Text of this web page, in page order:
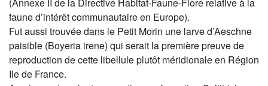
(Annexe II de la Directive Habitat-Faune-Flore relative à la
faune d’intérêt communautaire en Europe).
Fut aussi trouvée dans le Petit Morin une larve d’Aeschne
paisible (Boyeria irene) qui serait la première preuve de
reproduction de cette libellule plutôt méridionale en Région
Ile de France.